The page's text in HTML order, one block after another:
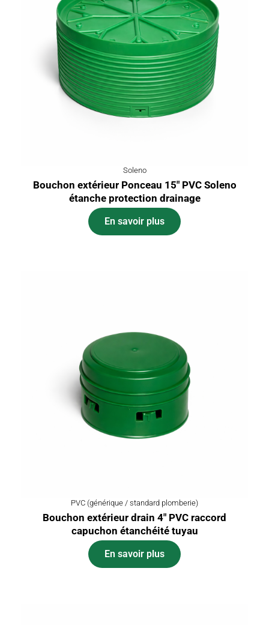
Soleno
Bouchon extérieur Ponceau 15″ PVC Soleno
étanche protection drainage
En savoir plus
PVC (générique / standard plomberie)
Bouchon extérieur drain 4″ PVC raccord
capuchon étanchéité tuyau
En savoir plus